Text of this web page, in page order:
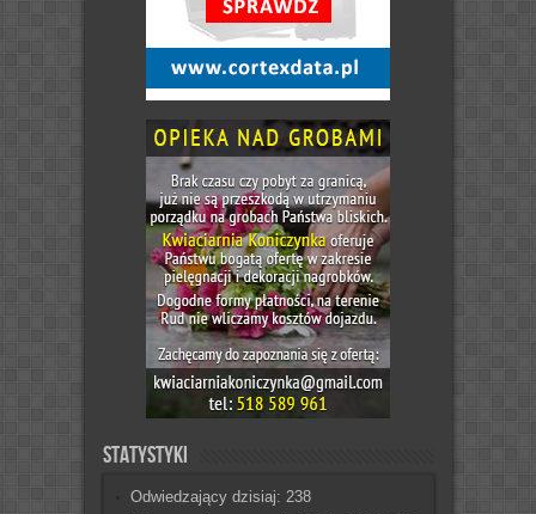
Statystyki
Odwiedzający dzisiaj: 238